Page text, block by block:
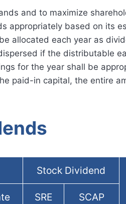
and to maximize
appropriately based on its
allocated each year as
if the distributable
for the year shall be
paid-in capital, the entire
Stock Dividend
SRE SCAP